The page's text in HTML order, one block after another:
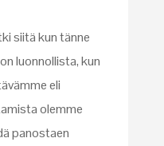
siitä kun tänne
luonnollista, kun
eli
olemme
panostaen